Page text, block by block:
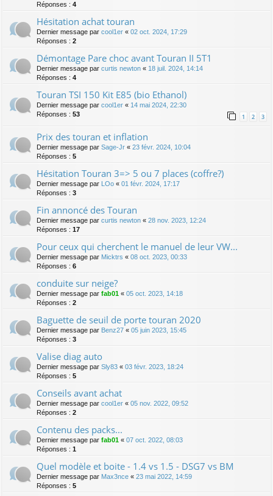
Réponses : 4
Hésitation achat touran
Dernier message par cool1er « 02 oct. 2024, 17:29
Réponses : 2
Démontage Pare choc avant Touran II 5T1
Dernier message par curtis newton « 18 juil. 2024, 14:14
Réponses : 4
Touran TSI 150 Kit E85 (bio Ethanol)
Dernier message par cool1er « 14 mai 2024, 22:30
Réponses : 53 1 2 3
Prix des touran et inflation
Dernier message par Sage-Jr « 23 févr. 2024, 10:04
Réponses : 5
Hésitation Touran 3=> 5 ou 7 places (coffre?)
Dernier message par LOo « 01 févr. 2024, 17:17
Réponses : 3
Fin annoncé des Touran
Dernier message par curtis newton « 28 nov. 2023, 12:24
Réponses : 17
Pour ceux qui cherchent le manuel de leur VW...
Dernier message par Micktrs « 08 oct. 2023, 00:33
Réponses : 6
conduite sur neige?
Dernier message par fab01 « 05 oct. 2023, 14:18
Réponses : 2
Baguette de seuil de porte touran 2020
Dernier message par Benz27 « 05 juin 2023, 15:45
Réponses : 3
Valise diag auto
Dernier message par Sly83 « 03 févr. 2023, 18:24
Réponses : 5
Conseils avant achat
Dernier message par cool1er « 05 nov. 2022, 09:52
Réponses : 2
Contenu des packs...
Dernier message par fab01 « 07 oct. 2022, 08:03
Réponses : 1
Quel modèle et boite - 1.4 vs 1.5 - DSG7 vs BM
Dernier message par Max3nce « 23 mai 2022, 14:59
Réponses : 5